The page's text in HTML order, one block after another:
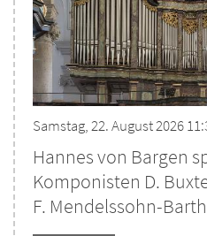
Samstag, 22. August 2026
Hannes von Bargen
Komponisten D.
F. Mendelssohn-